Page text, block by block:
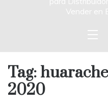
Vender en
Tag:
2020